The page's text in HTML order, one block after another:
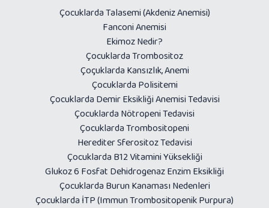
Çocuklarda Talasemi (Akdeniz Anemisi)
Fanconi Anemisi
Ekimoz Nedir?
Çocuklarda Trombositoz
Çoçuklarda Kansızlık, Anemi
Çocuklarda Polisitemi
Çocuklarda Demir Eksikliği Anemisi Tedavisi
Çocuklarda Nötropeni Tedavisi
Çocuklarda Trombositopeni
Herediter Sferositoz Tedavisi
Çocuklarda B12 Vitamini Yüksekliği
Glukoz 6 Fosfat Dehidrogenaz Enzim Eksikliği
Çocuklarda Burun Kanaması Nedenleri
Çocuklarda İTP (Immun Trombositopenik Purpura)